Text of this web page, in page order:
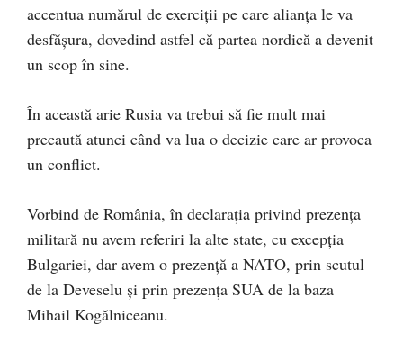
accentua numărul de exerciții pe care alianța le va
desfășura, dovedind astfel că partea nordică a devenit
un scop în sine.
În această arie Rusia va trebui să fie mult mai
precaută atunci când va lua o decizie care ar provoca
un conflict.
Vorbind de România, în declarația privind prezența
militară nu avem referiri la alte state, cu excepția
Bulgariei, dar avem o prezență a NATO, prin scutul
de la Deveselu și prin prezența SUA de la baza
Mihail Kogălniceanu.